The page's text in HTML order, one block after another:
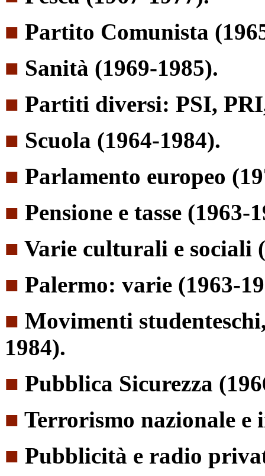
■ Partito Comunista
■ Sanità (1969-1985).
■ Partiti diversi: PSI,
■ Scuola (1964-1984).
■ Parlamento europeo
■ Pensione e tasse (1963-
■ Varie culturali e sociali
■ Palermo: varie (1963-
■ Movimenti
1984).
■ Pubblica Sicurezza
■ Terrorismo nazionale e
■ Pubblicità e radio